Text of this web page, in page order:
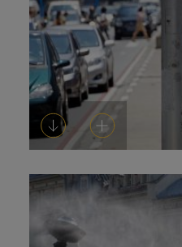
DescargarAñadir al carrito